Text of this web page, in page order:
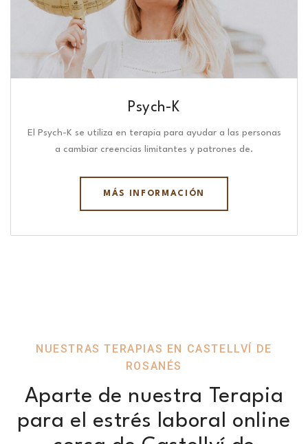
Psych-K
El Psych-K se utiliza en terapia para ayudar a las personas
a cambiar creencias limitantes y patrones de.
MÁS INFORMACIÓN
NUESTRAS TERAPIAS EN CASTELLVÍ DE
ROSANÉS
Aparte de nuestra Terapia
para el estrés laboral online